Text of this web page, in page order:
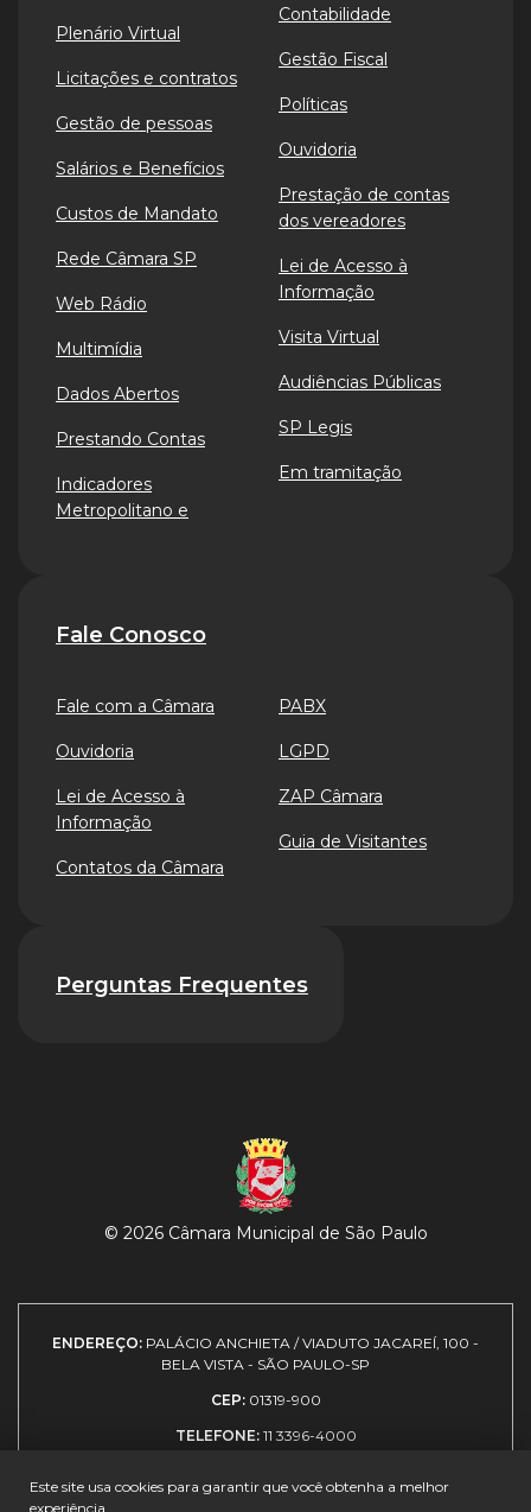
Plenário Virtual
Licitações e contratos
Gestão de pessoas
Salários e Benefícios
Custos de Mandato
Rede Câmara SP
Web Rádio
Multimídia
Dados Abertos
Prestando Contas
Indicadores
Metropolitano e
Contabilidade
Gestão Fiscal
Políticas
Ouvidoria
Prestação de contas
dos vereadores
Lei de Acesso à
Informação
Visita Virtual
Audiências Públicas
SP Legis
Em tramitação
Fale Conosco
Fale com a Câmara
Ouvidoria
Lei de Acesso à
Informação
Contatos da Câmara
PABX
LGPD
ZAP Câmara
Guia de Visitantes
Perguntas Frequentes
© 2026 Câmara Municipal de São Paulo
ENDEREÇO: PALÁCIO ANCHIETA / VIADUTO JACAREÍ, 100 -
BELA VISTA - SÃO PAULO-SP
CEP: 01319-900
TELEFONE: 11 3396-4000
Este site usa cookies para garantir que você obtenha a melhor
experiência.